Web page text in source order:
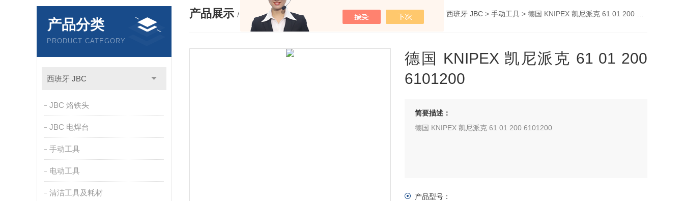
产品分类
PRODUCT CATEGORY
西班牙 JBC
JBC 烙铁头
JBC 电焊台
手动工具
电动工具
清洁工具及耗材
产品展示 / PRODUCTS 您的位置： 网站首页>产品展示 > 西班牙 JBC > 手动工具 > 德国 KNIPEX 凯尼派克 61 01 200 6101200
德国 KNIPEX 凯尼派克 61 01 200
6101200
简要描述：
德国 KNIPEX 凯尼派克 61 01 200 6101200
产品型号：